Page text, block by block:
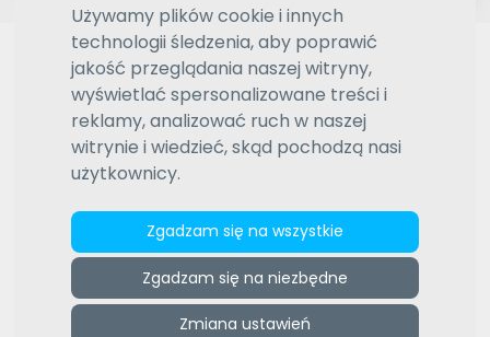
Używamy plików cookie i innych
technologii śledzenia, aby poprawić
jakość przeglądania naszej witryny,
wyświetlać spersonalizowane treści i
reklamy, analizować ruch w naszej
witrynie i wiedzieć, skąd pochodzą nasi
użytkownicy.
Zgadzam się na wszystkie
Zgadzam się na niezbędne
Zmiana ustawień
Wyszukiwanie zaawansowane
Reklama
ZAMÓW REKLAMĘ W TYM MIEJSCU
e-tlumacze.net >FINPRAW>Oferta tłumaczenia -
mongolski–polski
Oferta tłumaczenia